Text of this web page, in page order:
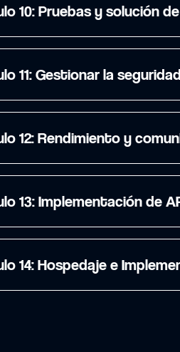
Módulo 10: Pruebas y
Módulo 11: Gestionar la seguridad
Módulo 12: Rendimiento y
Módulo 13: Implementación
Módulo 14: Hospedaje e